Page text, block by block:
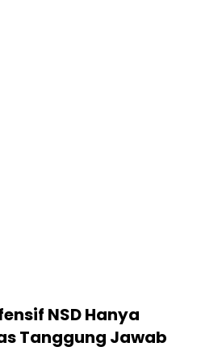
NSD Hanya
Tanggung Jawab